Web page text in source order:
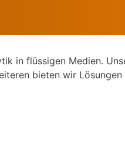
in flüssigen Medien.
bieten wir